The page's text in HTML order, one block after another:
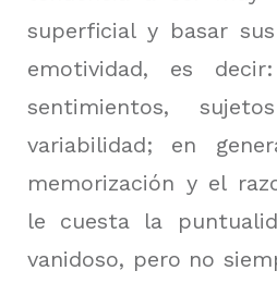
superficial y basar
emotividad, es
sentimientos,
variabilidad; en
memorización y el
le cuesta la
vanidoso, pero no